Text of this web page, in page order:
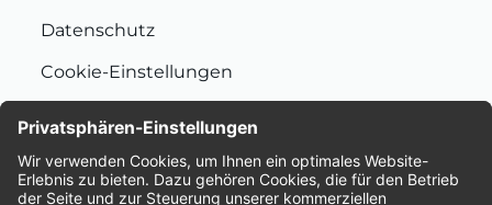
Datenschutz
Cookie-Einstellungen
Bewertungen